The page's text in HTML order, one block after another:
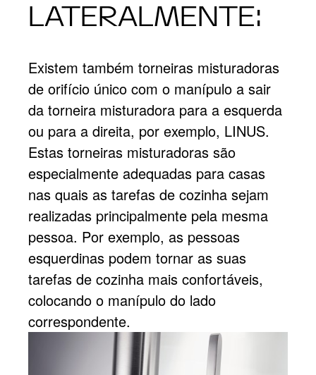
LATERALMENTE:
Existem também torneiras misturadoras
de orifício único com o manípulo a sair
da torneira misturadora para a esquerda
ou para a direita, por exemplo, LINUS.
Estas torneiras misturadoras são
especialmente adequadas para casas
nas quais as tarefas de cozinha sejam
realizadas principalmente pela mesma
pessoa. Por exemplo, as pessoas
esquerdinas podem tornar as suas
tarefas de cozinha mais confortáveis,
colocando o manípulo do lado
correspondente.